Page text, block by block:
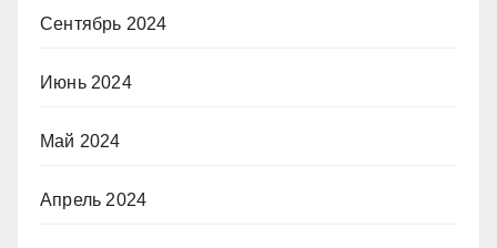
Сентябрь 2024
Июнь 2024
Май 2024
Апрель 2024